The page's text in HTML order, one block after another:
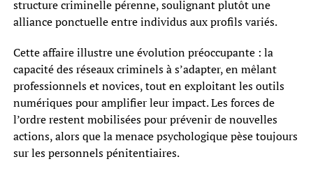
structure criminelle pérenne, soulignant plutôt une
alliance ponctuelle entre individus aux profils variés.
Cette affaire illustre une évolution préoccupante : la
capacité des réseaux criminels à s’adapter, en mêlant
professionnels et novices, tout en exploitant les outils
numériques pour amplifier leur impact. Les forces de
l’ordre restent mobilisées pour prévenir de nouvelles
actions, alors que la menace psychologique pèse toujours
sur les personnels pénitentiaires.